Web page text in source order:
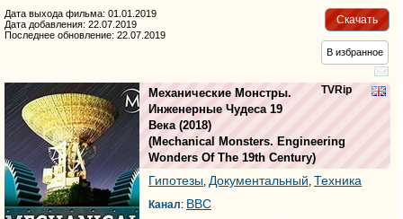
Скачать
Дата выхода фильма: 01.01.2019
Дата добавления: 22.07.2019
Последнее обновление: 22.07.2019
В избранное
TVRip
Механические Монстры.
Инженерные Чудеса 19
Века(2018)
(Mechanical Monsters. Engineering
Wonders Of The 19th Century)
Гипотезы, Документальный, Техника
Канал: BBC